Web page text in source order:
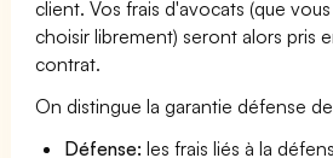
client. Vos frais d'avocats (que
choisir librement) seront alors pris
contrat.
On distingue la garantie défense
Défense: les frais liés à la